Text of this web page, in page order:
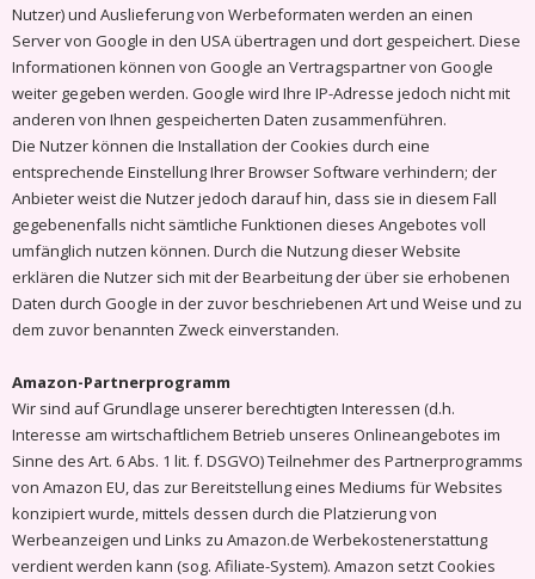
Nutzer) und Auslieferung von Werbeformaten werden an einen
Server von Google in den USA übertragen und dort gespeichert. Diese
Informationen können von Google an Vertragspartner von Google
weiter gegeben werden. Google wird Ihre IP-Adresse jedoch nicht mit
anderen von Ihnen gespeicherten Daten zusammenführen.
Die Nutzer können die Installation der Cookies durch eine
entsprechende Einstellung Ihrer Browser Software verhindern; der
Anbieter weist die Nutzer jedoch darauf hin, dass sie in diesem Fall
gegebenenfalls nicht sämtliche Funktionen dieses Angebotes voll
umfänglich nutzen können. Durch die Nutzung dieser Website
erklären die Nutzer sich mit der Bearbeitung der über sie erhobenen
Daten durch Google in der zuvor beschriebenen Art und Weise und zu
dem zuvor benannten Zweck einverstanden.
Amazon-Partnerprogramm
Wir sind auf Grundlage unserer berechtigten Interessen (d.h.
Interesse am wirtschaftlichem Betrieb unseres Onlineangebotes im
Sinne des Art. 6 Abs. 1 lit. f. DSGVO) Teilnehmer des Partnerprogramms
von Amazon EU, das zur Bereitstellung eines Mediums für Websites
konzipiert wurde, mittels dessen durch die Platzierung von
Werbeanzeigen und Links zu Amazon.de Werbekostenerstattung
verdient werden kann (sog. Afiliate-System). Amazon setzt Cookies